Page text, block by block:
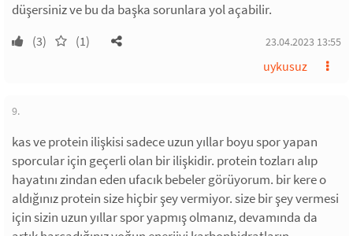
düşersiniz ve bu da başka sorunlara yol açabilir.
(3) (1) 23.04.2023 13:55
uykusuz
9.
kas ve protein ilişkisi sadece uzun yıllar boyu spor yapan
sporcular için geçerli olan bir ilişkidir. protein tozları alıp
hayatını zindan eden ufacık bebeler görüyorum. bir kere o
aldığınız protein size hiçbir şey vermiyor. size bir şey vermesi
için sizin uzun yıllar spor yapmış olmanız, devamında da